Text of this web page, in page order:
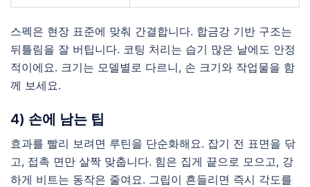
스펙은 현장 표준에 맞춰 간결합니다. 합금강 기반 구조는
뒤틀림을 잘 버팁니다. 코팅 처리는 습기 많은 날에도 안정
적이에요. 크기는 모델별로 다르니, 손 크기와 작업물을 함
께 보세요.
4) 손에 남는 팁
효과를 빨리 보려면 루틴을 단순화해요. 잡기 전 표면을 닦
고, 접촉 면만 살짝 맞춥니다. 힘은 집게 끝으로 모으고, 강
하게 비트는 동작은 줄여요. 그립이 흔들리면 즉시 각도를